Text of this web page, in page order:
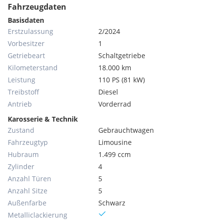
Fahrzeugdaten
Basisdaten
Erstzulassung
2/2024
Vorbesitzer
1
Getriebeart
Schaltgetriebe
Kilometerstand
18.000 km
Leistung
110 PS (81 kW)
Treibstoff
Diesel
Antrieb
Vorderrad
Karosserie & Technik
Zustand
Gebrauchtwagen
Fahrzeugtyp
Limousine
Hubraum
1.499 ccm
Zylinder
4
Anzahl Türen
5
Anzahl Sitze
5
Außenfarbe
Schwarz
Metallic­lackierung